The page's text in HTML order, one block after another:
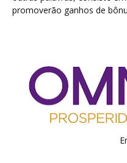
promoverão ganhos de